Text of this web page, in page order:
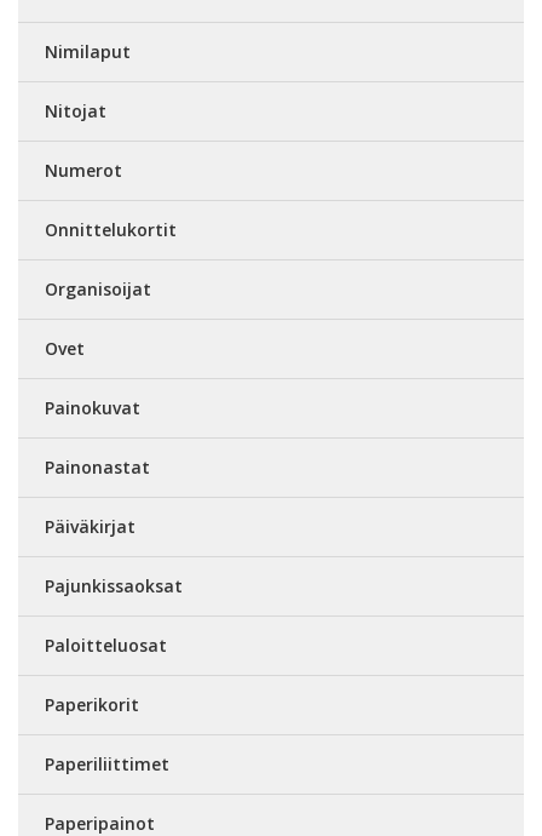
Nimilaput
Nitojat
Numerot
Onnittelukortit
Organisoijat
Ovet
Painokuvat
Painonastat
Päiväkirjat
Pajunkissaoksat
Paloitteluosat
Paperikorit
Paperiliittimet
Paperipainot